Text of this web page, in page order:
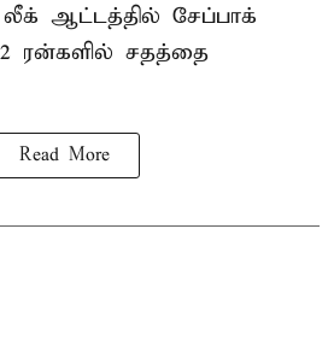
லீக் ஆட்டத்தில் சேப்பாக்
ரன்களில் சதத்தை
Read More